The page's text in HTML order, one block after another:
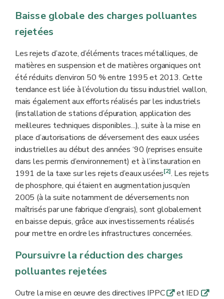
Baisse globale des charges polluantes
rejetées
Les rejets d’azote, d’éléments traces métalliques, de
matières en suspension et de matières organiques ont
été réduits d’environ 50 % entre 1995 et 2013. Cette
tendance est liée à l’évolution du tissu industriel wallon,
mais également aux efforts réalisés par les industriels
(installation de stations d’épuration, application des
meilleures techniques disponibles...), suite à la mise en
place d’autorisations de déversement des eaux usées
industrielles au début des années ‘90 (reprises ensuite
dans les permis d’environnement) et à l’instauration en
1991 de la taxe sur les rejets d’eaux usées[2]. Les rejets
de phosphore, qui étaient en augmentation jusqu’en
2005 (à la suite notamment de déversements non
maîtrisés par une fabrique d’engrais), sont globalement
en baisse depuis, grâce aux investissements réalisés
pour mettre en ordre les infrastructures concernées.
Poursuivre la réduction des charges
polluantes rejetées
Outre la mise en œuvre des directives IPPCqet IED q